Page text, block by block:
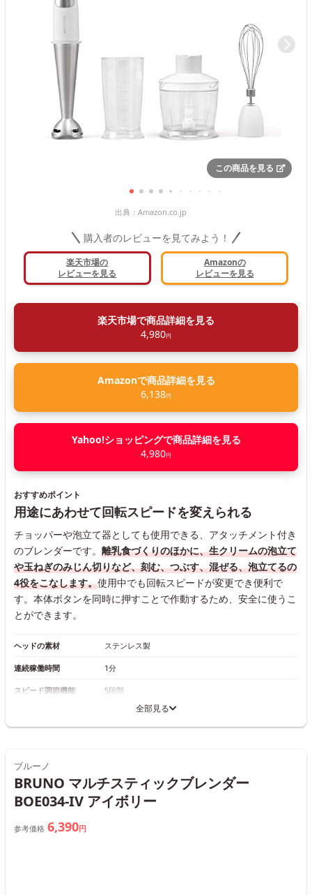
この商品を見る
出典： Amazon.co.jp
購入者のレビューを見てみよう！
楽天市場の
レビューを見る
Amazonの
レビューを見る
楽天市場で商品詳細を見る
4,980円
Amazonで商品詳細を見る
6,138円
Yahoo!ショッピングで商品詳細を見る
4,980円
おすすめポイント
用途にあわせて回転スピードを変えられる
チョッパーや泡立て器としても使用できる、アタッチメント付き
のブレンダーです。 離乳食づくりのほかに、生クリームの泡立て
や玉ねぎのみじん切りなど、刻む、つぶす、混ぜる、泡立てるの
4役をこなします。使用中でも回転スピードが変更でき便利で
す。本体ボタンを同時に押すことで作動するため、安全に使うこ
とができます。
ヘッドの素材 ステンレス製
連続稼働時間 1分
スピード調節機能 5段階
全部見る
ブルーノ
BRUNO マルチスティックブレンダー
BOE034-IV アイボリー
参考価格 6,390円